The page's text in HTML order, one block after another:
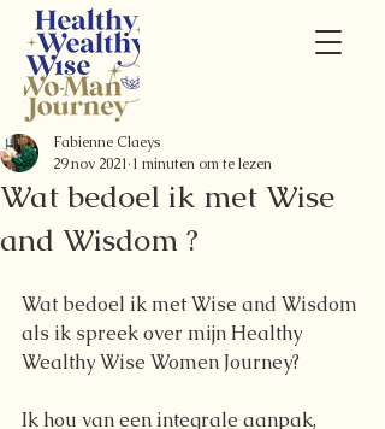
Wat bedoel ik met Wise
and Wisdom ?
Fabienne Claeys
29 nov 2021 1 minuten om te lezen
Wat bedoel ik met Wise and Wisdom
als ik spreek over mijn Healthy
Wealthy Wise Women Journey?
Ik hou van een integrale aanpak,